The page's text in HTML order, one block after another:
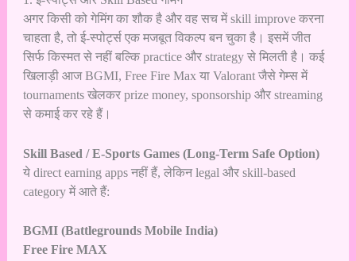
अगर किसी को गेमिंग का शौक है और वह सच में skill improve करना
चाहता है, तो ई-स्पोर्ट्स एक मजबूत विकल्प बन चुका है। इसमें जीत
सिर्फ किस्मत से नहीं बल्कि practice और strategy से मिलती है। कई
खिलाड़ी आज BGMI, Free Fire Max या Valorant जैसे गेम्स में
tournaments खेलकर prize money, sponsorship और streaming
से कमाई कर रहे हैं।
Skill Based / E-Sports Games (Long-Term Safe Option)
ये direct earning apps नहीं हैं, लेकिन legal और skill-based
category में आते हैं:
BGMI (Battlegrounds Mobile India)
Free Fire MAX